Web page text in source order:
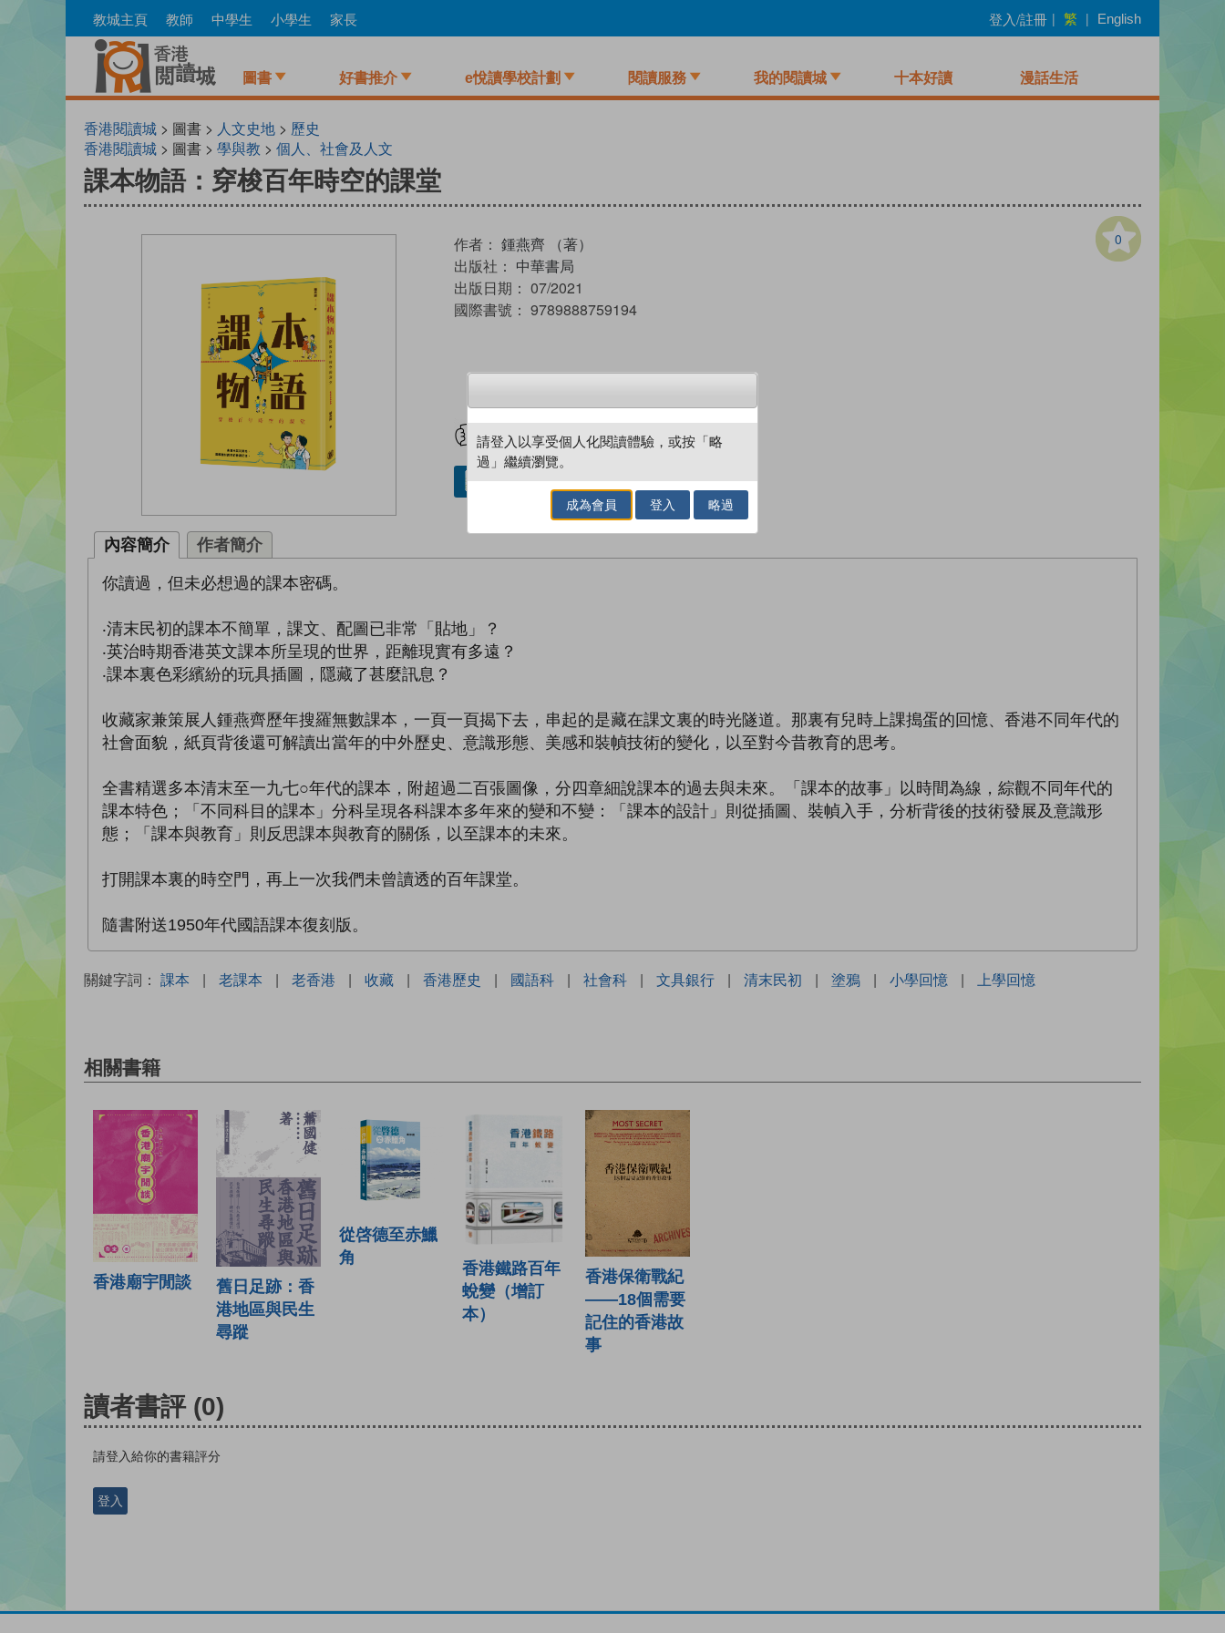
to
教城主頁 教師 中學生 小學生 家長 登入/註冊 | 繁 | English
圖書 好書推介 e悅讀學校計劃 閱讀服務 我的閱讀城 十本好讀 漫話生活
香港閱讀城 > 圖書 > 人文史地 > 歷史
香港閱讀城 > 圖書 > 學與教 > 個人、社會及人文
課本物語：穿梭百年時空的課堂
0
作者： 鍾燕齊 （著）
出版社： 中華書局
出版日期： 07/2021
國際書號： 9789888759194
試閲 加入閱讀紀錄
借閱實體書
內容簡介 作者簡介
你讀過，但未必想過的課本密碼。
‧清末民初的課本不簡單，課文、配圖已非常「貼地」？
‧英治時期香港英文課本所呈現的世界，距離現實有多遠？
‧課本裏色彩繽紛的玩具插圖，隱藏了甚麼訊息？
收藏家兼策展人鍾燕齊歷年搜羅無數課本，一頁一頁揭下去，串起的是藏在課文裏的時光隧道。那裏有兒時上課搗蛋的回憶、香港不同年代的
社會面貌，紙頁背後還可解讀出當年的中外歷史、意識形態、美感和裝幀技術的變化，以至對今昔教育的思考。
全書精選多本清末至一九七○年代的課本，附超過二百張圖像，分四章細說課本的過去與未來。「課本的故事」以時間為線，綜觀不同年代的
課本特色；「不同科目的課本」分科呈現各科課本多年來的變和不變：「課本的設計」則從插圖、裝幀入手，分析背後的技術發展及意識形
態；「課本與教育」則反思課本與教育的關係，以至課本的未來。
打開課本裏的時空門，再上一次我們未曾讀透的百年課堂。
隨書附送1950年代國語課本復刻版。
關鍵字詞： 課本 | 老課本 | 老香港 | 收藏 | 香港歷史 | 國語科 | 社會科 | 文具銀行 | 清末民初 | 塗鴉 | 小學回憶 | 上學回憶
相關書籍
香港廟宇閒談
舊日足跡：香
港地區與民生
尋蹤
從啓德至赤鱲
角
香港鐵路百年
蛻變（增訂
本）
香港保衛戰紀
——18個需要
記住的香港故
事
讀者書評 (0)
請登入給你的書籍評分
登入
請登入以享受個人化閱讀體驗，或按「略
過」繼續瀏覽。
成為會員 登入 略過